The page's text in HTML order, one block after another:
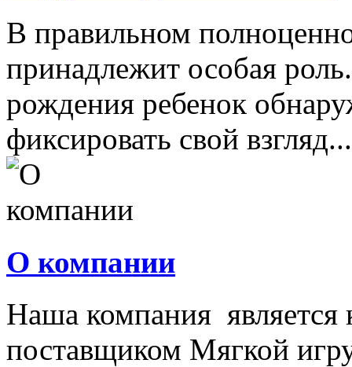
В правильном
принадлежит особая
рождения ребенок
фиксировать свой взгляд...
О компании
Наша компания
поставщиком Мягкой